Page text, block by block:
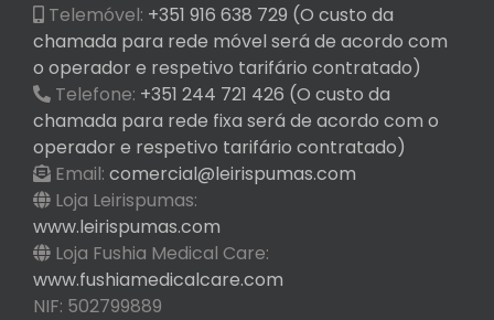
Telemóvel: +351 916 638 729 (O custo da
chamada para rede móvel será de acordo com
o operador e respetivo tarifário contratado)
Telefone: +351 244 721 426 (O custo da
chamada para rede fixa será de acordo com o
operador e respetivo tarifário contratado)
Email: comercial@leirispumas.com
Loja Leirispumas:
www.leirispumas.com
Loja Fushia Medical Care:
www.fushiamedicalcare.com
NIF: 502799889